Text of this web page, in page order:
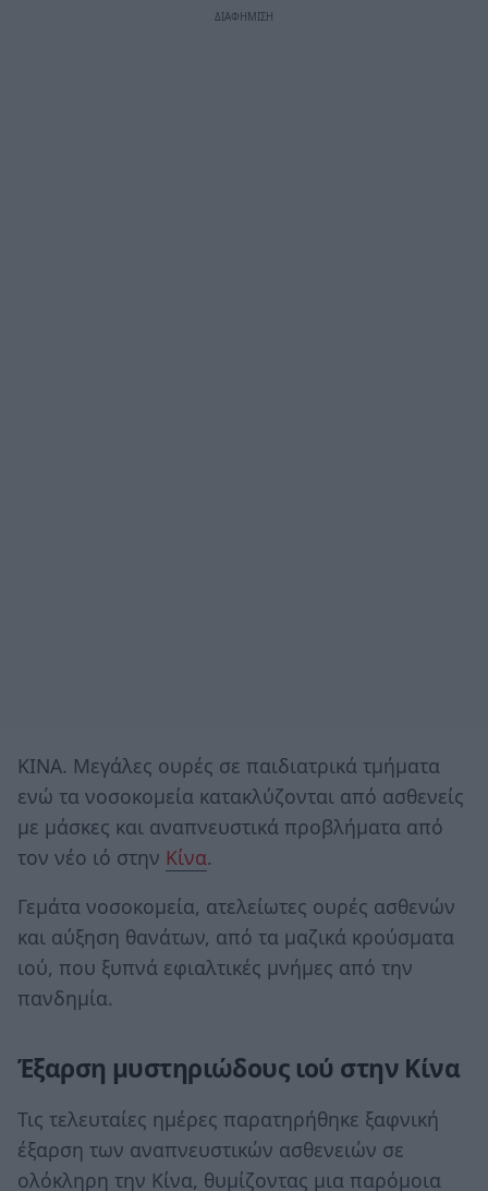
ΚΙΝΑ. Μεγάλες ουρές σε παιδιατρικά τμήματα
ενώ τα νοσοκομεία κατακλύζονται από ασθενείς
με μάσκες και αναπνευστικά προβλήματα από
τον νέο ιό στην Κίνα.
Γεμάτα νοσοκομεία, ατελείωτες ουρές ασθενών
και αύξηση θανάτων, από τα μαζικά κρούσματα
ιού, που ξυπνά εφιαλτικές μνήμες από την
πανδημία.
Έξαρση μυστηριώδους ιού στην Κίνα
Τις τελευταίες ημέρες παρατηρήθηκε ξαφνική
έξαρση των αναπνευστικών ασθενειών σε
ολόκληρη την Κίνα, θυμίζοντας μια παρόμοια